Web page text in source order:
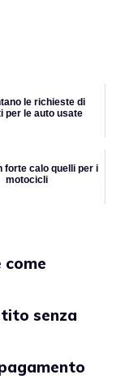
le richieste di
per le auto usate
forte calo quelli per i
motocicli
come
senza